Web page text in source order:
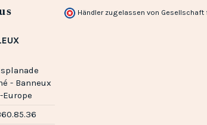
- Banneux
Europe
Händler zugelassen von Gesellschaft